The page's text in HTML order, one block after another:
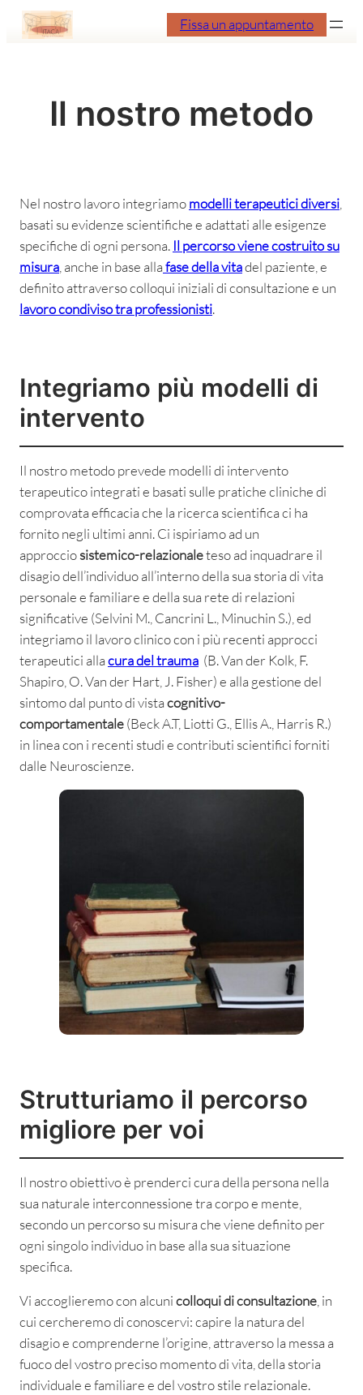
Fissa un appuntamento
Il nostro metodo
Nel nostro lavoro integriamomodelli terapeutici diversi
basati su evidenze scientifiche e adattati alle esigenze
specifiche di ogni persona. Il percorso viene costruito su
misura , anche in base allafase della vitadel paziente, e
definito attraverso colloqui iniziali di consultazione e un
lavoro condiviso tra professionisti.
Integriamo più modelli di
intervento
Il nostro metodo prevede modelli di intervento
terapeutico integrati e basati sulle pratiche cliniche di
comprovata efficacia che la ricerca scientifica ci ha
fornito negli ultimi anni. Ci ispiriamo ad un
approcciosistemico-relazionaleteso ad inquadrare il
disagio dell’individuo all’interno della sua storia di vita
personale e familiare e della sua rete di relazioni
significative (Selvini M., Cancrini L., Minuchin S.), ed
integriamo il lavoro clinico con i più recenti approcci
terapeutici allacura del trauma (B. Van der Kolk, F.
Shapiro, O. Van der Hart, J. Fisher) e alla gestione del
sintomo dal punto di vistacognitivo-
comportamentale(Beck A.T, Liotti G., Ellis A., Harris R.)
in linea con i recenti studi e contributi scientifici forniti
dalle Neuroscienze.
Strutturiamo il percorso
migliore per voi
Il nostro obiettivo è prenderci cura della persona nella
sua naturale interconnessione tra corpo e mente,
secondo un percorso su misura che viene definito per
ogni singolo individuo in base alla sua situazione
specifica.
Vi accoglieremo con alcunicolloqui di consultazione , in
cui cercheremo di conoscervi: capire la natura del
disagio e comprenderne l’origine, attraverso la messa a
fuoco del vostro preciso momento di vita, della storia
individuale e familiare e del vostro stile relazionale.